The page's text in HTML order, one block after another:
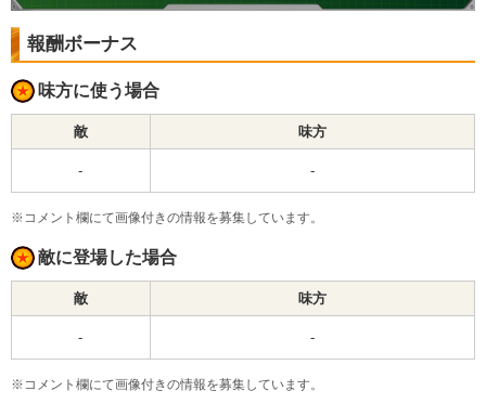
報酬ボーナス
味方に使う場合
敵 味方
- -
※コメント欄にて画像付きの情報を募集しています。
敵に登場した場合
敵 味方
- -
※コメント欄にて画像付きの情報を募集しています。